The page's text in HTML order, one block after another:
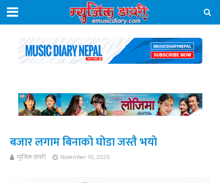
बजार लगाम बिनाको घोडा जस्तै भयो
म्युजिक डायरी November 10, 2020